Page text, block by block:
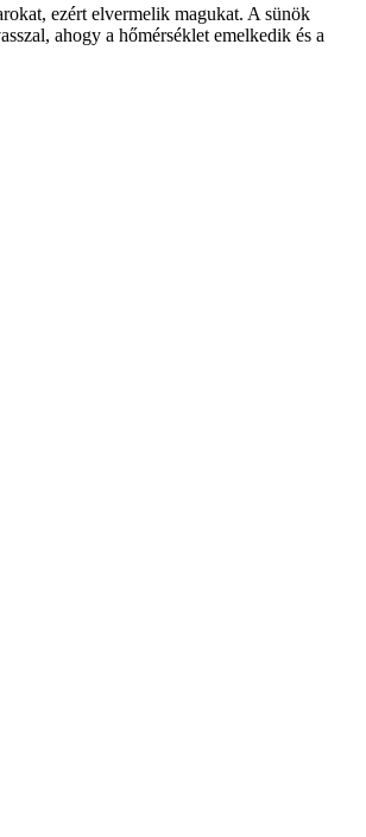
ezért elvermelik magukat. A sünök
ahogy a hőmérséklet emelkedik és a